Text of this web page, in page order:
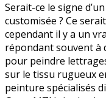
Serait-ce le signe
customisée ? Ce
cependant il y a un
répondant souvent à
pour peindre
sur le tissu rugueux
peinture spécialisés